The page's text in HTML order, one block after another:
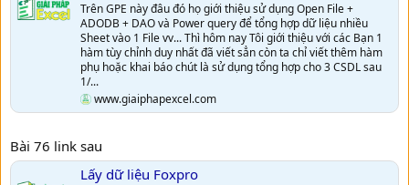
Trên GPE này đâu đó họ giới thiệu sử dụng Open File +
ADODB + DAO và Power query để tổng hợp dữ liệu nhiều
Sheet vào 1 File vv... Thì hôm nay Tôi giới thiệu với các Bạn 1
hàm tùy chỉnh duy nhất đã viết sẳn còn ta chỉ viết thêm hàm
phụ hoặc khai báo chút là sử dụng tổng hợp cho 3 CSDL sau
1/...
www.giaiphapexcel.com
Bài 76 link sau
Lấy dữ liệu Foxpro